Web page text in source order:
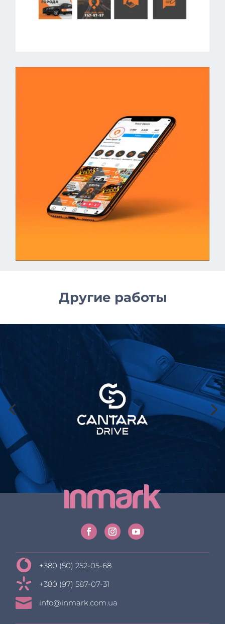
Другие работы
+380 (50) 252-05-68
+380 (97) 587-07-31
 info@inmark.com.ua